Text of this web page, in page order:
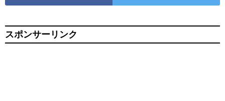
スポンサーリンク